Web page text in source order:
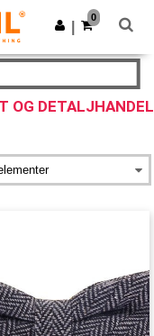
Last ned app
0
OG DETALJHANDEL